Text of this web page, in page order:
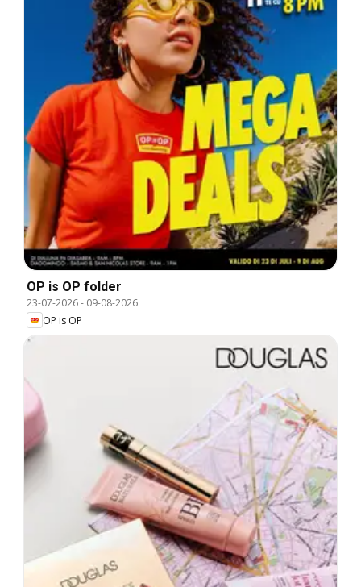
OP is OP folder
23-07-2026- 09-08-2026
OP is OP